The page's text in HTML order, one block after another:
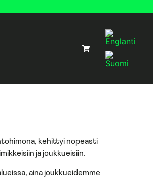
kehittyi nopeasti
ja joukkueisiin.
aina joukkueidemme